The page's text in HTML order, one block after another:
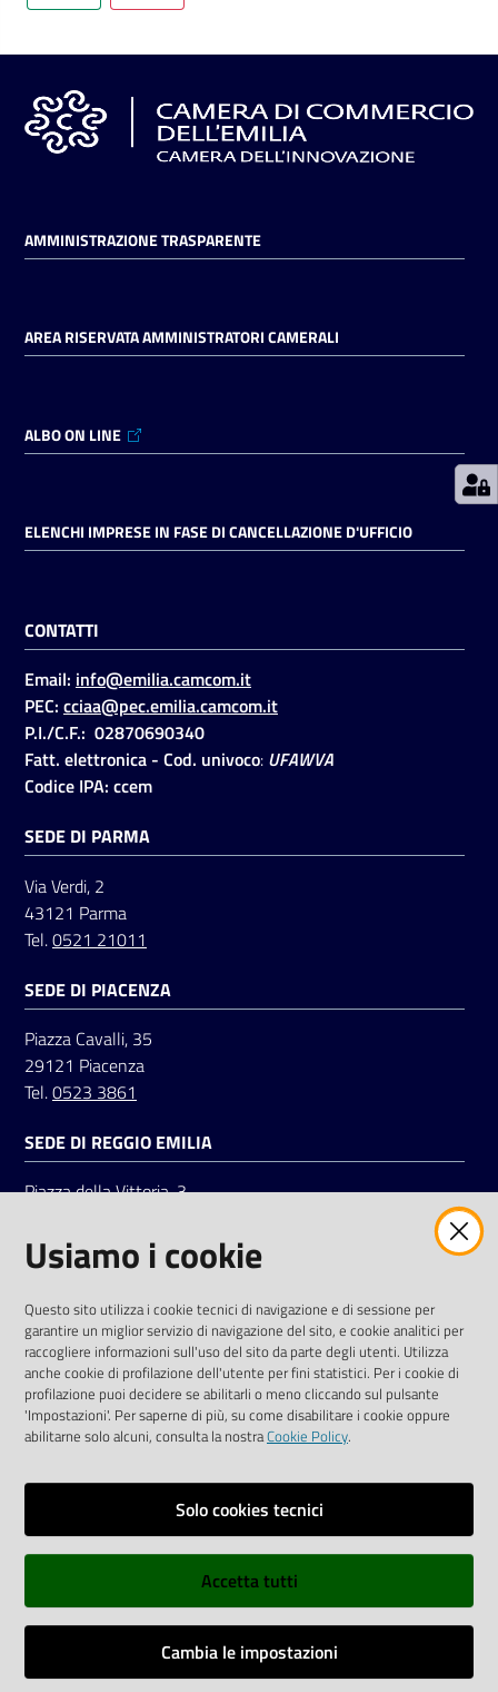
in
digitale
Pagamenti
Seguici
su
AMMINISTRAZIONE TRASPARENTE
AREA RISERVATA AMMINISTRATORI CAMERALI
ALBO ON LINE
ELENCHI IMPRESE IN FASE DI CANCELLAZIONE D'UFFICIO
CONTATTI
Email: info@emilia.camcom.it
PEC: cciaa@pec.emilia.camcom.it
P.I./C.F.: 02870690340
Fatt. elettronica - Cod. univoco: UFAWVA
Codice IPA: ccem
SEDE DI PARMA
Via Verdi, 2
43121 Parma
Tel.0521 21011
SEDE DI PIACENZA
Piazza Cavalli, 35
29121 Piacenza
Tel.0523 3861
SEDE DI REGGIO EMILIA
Piazza della Vittoria, 3
Tel.0522 7961
LinkedinFacebookInstagram
Informative e liberatorie privacy
Dichiarazione di accessibilità
Web Analitycs Italia
Usiamo i cookie
Questo sito utilizza i cookie tecnici di navigazione e di sessione per
garantire un miglior servizio di navigazione del sito, e cookie analitici per
raccogliere informazioni sull'uso del sito da parte degli utenti. Utilizza
anche cookie di profilazione dell'utente per fini statistici. Per i cookie di
profilazione puoi decidere se abilitarli o meno cliccando sul pulsante
'Impostazioni'. Per saperne di più, su come disabilitare i cookie oppure
abilitarne solo alcuni, consulta la nostraCookie Policy.
Solo cookies tecnici
Accetta tutti
Cambia le impostazioni